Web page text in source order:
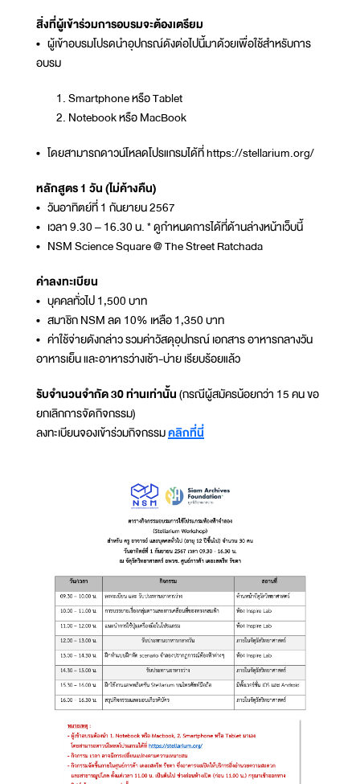
สิ่งที่ผู้เข้าร่วมการอบรมจะต้องเตรียม
• ผู้เข้าอบรมโปรดนำอุปกรณ์ดังต่อไปนี้มาด้วยเพื่อใช้สำหรับการ
อบรม
Smartphone หรือ Tablet
Notebook หรือ MacBook
• โดยสามารถดาวน์โหลดโปรแกรมได้ที่ https://stellarium.org/
หลักสูตร 1 วัน (ไม่ค้างคืน)
• วันอาทิตย์ที่ 1 กันยายน 2567
• เวลา 9.30 – 16.30 น. * ดูกำหนดการได้ที่ด้านล่างหน้าเว็บนี้
• NSM Science Square @ The Street Ratchada
ค่าลงทะเบียน
• บุคคลทั่วไป 1,500 บาท
• สมาชิก NSM ลด 10% เหลือ 1,350 บาท
• ค่าใช้จ่ายดังกล่าว รวมค่าวัสดุอุปกรณ์ เอกสาร อาหารกลางวัน
อาหารเย็น และอาหารว่างเช้า-บ่าย เรียบร้อยแล้ว
รับจำนวนจำกัด 30 ท่านเท่านั้น(กรณีผู้สมัครน้อยกว่า 15 คน ขอ
ยกเลิกการจัดกิจกรรม)
ลงทะเบียนจองเข้าร่วมกิจกรรมคลิกที่นี่